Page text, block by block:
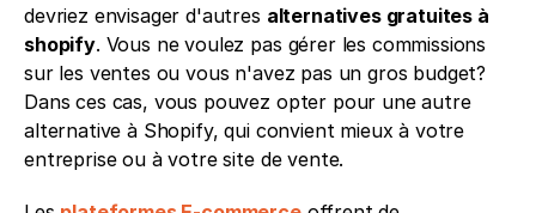
devriez envisager d'autres alternatives gratuites à
shopify. Vous ne voulez pas gérer les commissions
sur les ventes ou vous n'avez pas un gros budget?
Dans ces cas, vous pouvez opter pour une autre
alternative à Shopify, qui convient mieux à votre
entreprise ou à votre site de vente.